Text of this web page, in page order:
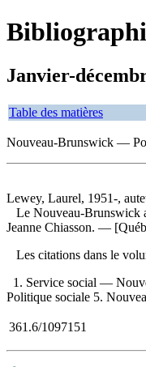
Janvier-
Table des matières
Nouveau-Brunswick —
Lewey, Laurel, 1951-,
Le Nouveau-Brunswick
Jeanne Chiasson. —
Les citations dans le
1. Service social —
Politique sociale 5.
361.6/1097151